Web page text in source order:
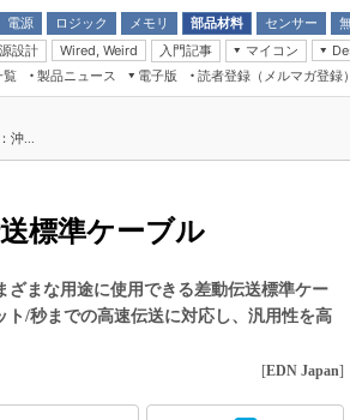
電源
ロジック
メモリ
部品材料
センサー
アナログ
計測とテ
設計 Wired, Weird
入門記事
マイコン
イコン講座 計測機器
CEATEC
組込み/エッジコンピュ
人とくるま展
Microchip情
覧
製品ニュース
電子版
読者登録（メルマガ登録）
沖...
標準ケーブル
まな用途に使用できる差動伝送標準ケー
/秒までの高速伝送に対応し、汎用性を高
[EDN Japan]